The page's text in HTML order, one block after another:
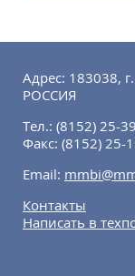
Адрес: 183038,
РОССИЯ
Тел.: (8152) 25-
Факс: (8152) 25-
Email:
Контакты
Написать в